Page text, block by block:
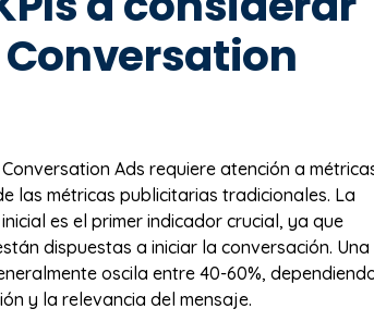
Ads requiere atención a
las métricas publicitarias tradicionales. La
es el primer indicador crucial, ya que
dispuestas a iniciar la conversación. Una
oscila entre 40-60%,
y la relevancia del mensaje.